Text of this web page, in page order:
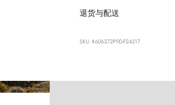
退货与配送
SKU: K606372P9D-F24317